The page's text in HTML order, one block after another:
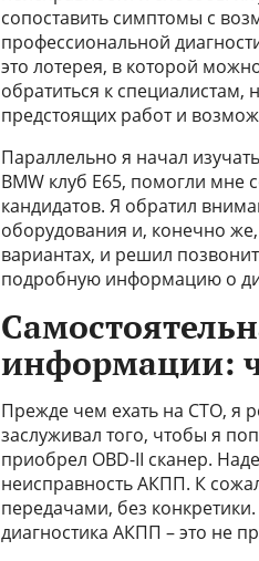
сопоставить симптомы с
профессиональной
это лотерея, в которой
обратиться к
предстоящих работ и
Параллельно я начал
BMW клуб E65, помогли мне
кандидатов. Я обратил
оборудования и, конечно же,
вариантах, и решил
подробную информацию о
информации:
Прежде чем ехать на СТО, я
заслуживал того, чтобы я
приобрел OBD-II сканер.
неисправность АКПП. К
передачами, без
диагностика АКПП – это не